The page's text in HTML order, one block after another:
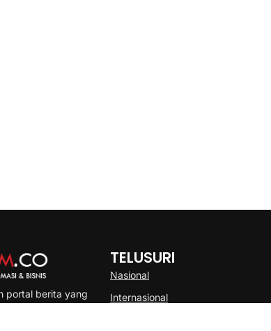
portal berita yang
TELUSURI
Nasional
Internasional